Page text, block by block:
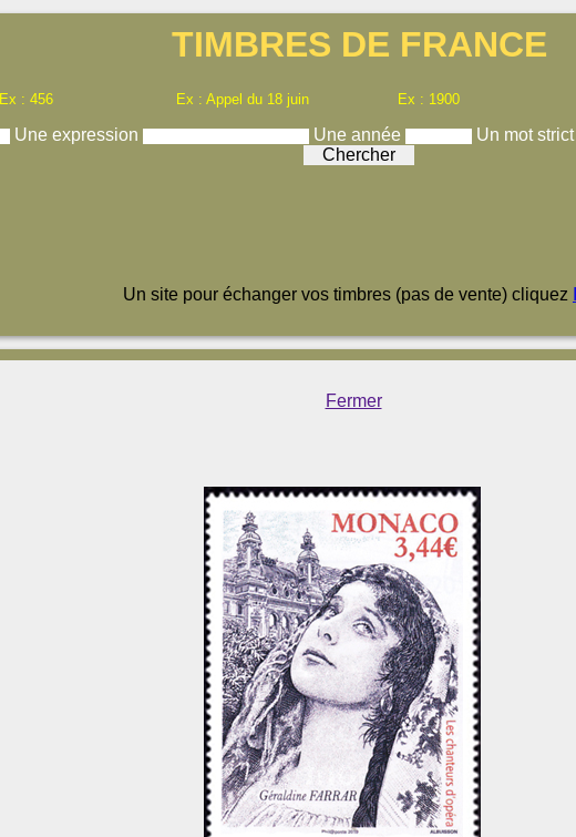
TIMBRES DE FRANCE
Ex : 456 Ex : Appel du 18 juin Ex : 1900
Une expression Une année Un mot strict
Un site pour échanger vos timbres (pas de vente) cliquez
Fermer